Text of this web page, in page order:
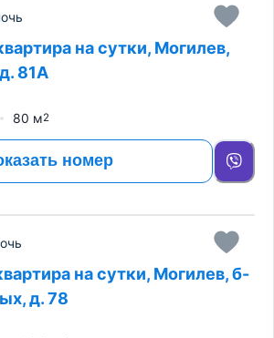
на сутки, Могилев,
81А
80 м2
номер
на сутки, Могилев, б-
д. 78